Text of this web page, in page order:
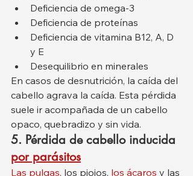
Deficiencia de omega-3
Deficiencia de proteínas
Deficiencia de vitamina B12, A, D
y E
Desequilibrio en minerales
En casos de desnutrición, la caída del
cabello agrava la caída. Esta pérdida
suele ir acompañada de un cabello
opaco, quebradizo y sin vida.
5. Pérdida de cabello inducida
por parásitos
Las pulgas, los piojos, los ácaros y las